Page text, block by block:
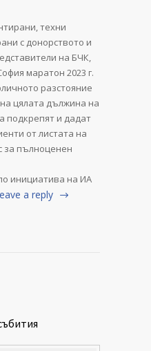
техни
с донорството и
на БЧК,
маратон 2023 г.
разстояние
цялата дължина на
подкрепят и дадат
от листата на
за пълноценен
инициатива на ИА
a reply